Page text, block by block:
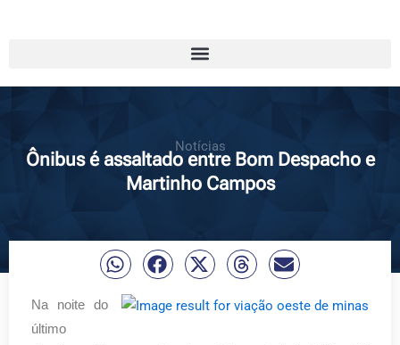
Notícias
Ônibus é assaltado entre Bom Despacho e
Martinho Campos
Na noite do
último